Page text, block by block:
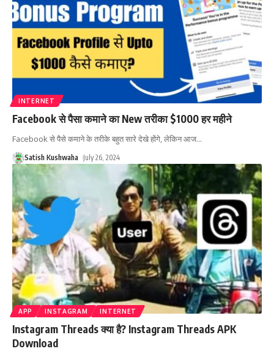
INTERNET
Facebook से पैसा कमाने का New तरीका $1000 हर महीने
Facebook से पैसे कमाने के तरीके बहुत सारे देखे होंगे, लेकिन आज…
Satish Kushwaha July 26, 2024
APP INSTAGRAM INTERNET
Instagram Threads क्या है? Instagram Threads APK
Download